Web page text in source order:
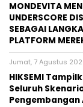
MONDEVITA
UNDERSCORE
SEBAGAI
PLATFORM
Jumat, 7 Agustus
HIKSEMI
Seluruh
Pengembangan